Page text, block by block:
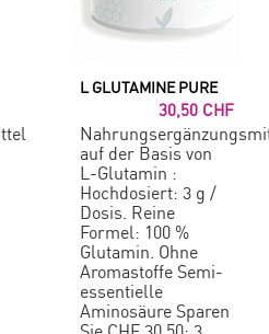
L GLUTAMINE PURE
30,50 CHF
auf der Basis von
L-Glutamin :
Hochdosiert: 3 g /
Dosis. Reine
Formel: 100 %
Glutamin. Ohne
Aromastoffe Semi-
essentielle
Aminosäure Sparen